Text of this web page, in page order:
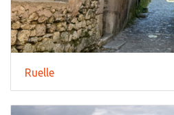
Ruelle